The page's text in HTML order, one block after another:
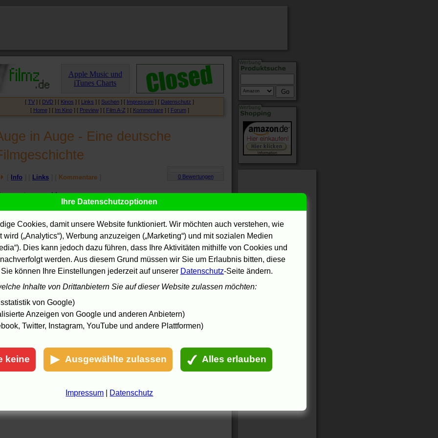
Apple Music und
iTunes Charts
[ TV ] [ DVD ] [ Kinos ] [ Links ] [ Suchen ] [ Impressum ] [ Datenschutz ]
[ Home] [ Im Kino] [ Preview] [ Film A-Z ] [ Kommentare] [ Forum]
in Auge - Eine deutsche
Info Links Kommentare
geschlossen
Ihre Datenschutzoptionen
Cookies, damit unsere Website funktioniert. Wir möchten auch verstehen, wie
(„Analytics“), Werbung anzuzeigen („Marketing“) und mit sozialen Medien
Dies kann jedoch dazu führen, dass Ihre Aktivitäten mithilfe von Cookies und
werden. Aus diesem Grund müssen wir Sie um Erlaubnis bitten, diese
können Ihre Einstellungen jederzeit auf unserer Datenschutz-Seite ändern.
Inhalte von Drittanbietern Sie auf dieser Website zulassen möchten:
von Google)
Anzeigen von Google und anderen Anbietern)
Twitter, Instagram, YouTube und andere Plattformen)
keine Ausgewählte zulassen Alles erlauben
Impressum Datenschutz